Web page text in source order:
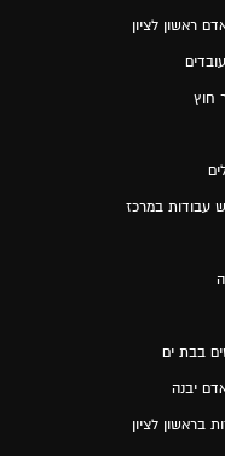
ראשון לציון
חוץ
עבודות במרכז
בבת ים
יבנה
בראשון לציון